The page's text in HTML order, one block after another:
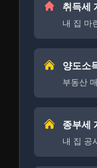
취득세
내 집 마
양도소
부동산
종부세
내 집 공